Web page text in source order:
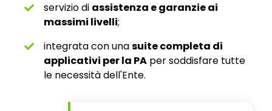
servizio di assistenza e garanzie ai
massimi livelli;
integrata con unasuite completa di
applicativi per la PA per soddisfare tutte
le necessità dell'Ente.